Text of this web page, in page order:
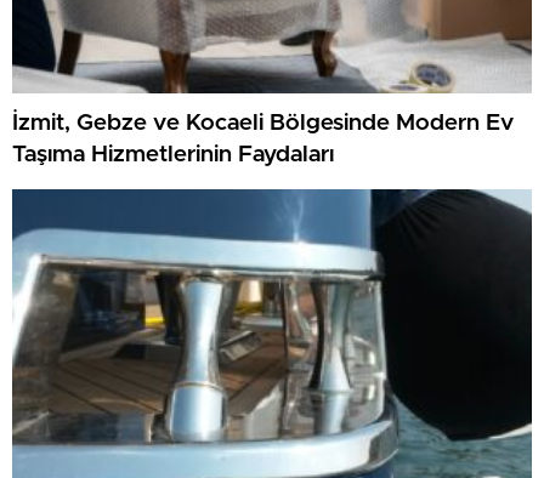
İzmit, Gebze ve Kocaeli Bölgesinde Modern Ev
Taşıma Hizmetlerinin Faydaları